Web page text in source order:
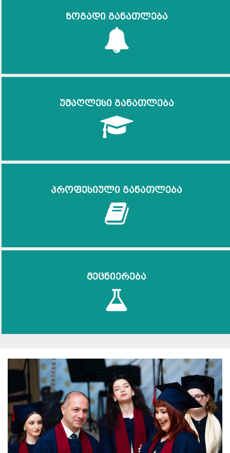
ზოგადი განათლება
უმაღლესი განათლება
პროფესიული განათლება
მეცნიერება